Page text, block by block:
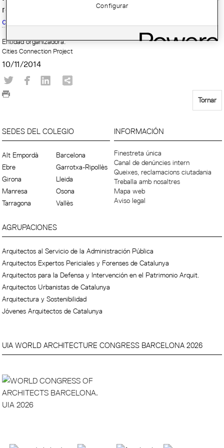
realitzarà la conferència inaugural titulada
collective housing”
Entidad organizadora:
Cities Connection Project
10/11/2014
Tornar
SEDES DEL COLEGIO
Alt Empordà
Barcelona
Ebre
Garrotxa-Ripollès
Girona
Lleida
Manresa
Osona
Tarragona
Vallès
INFORMACIÓN
Finestreta única
Canal de denúncies intern
Queixes, reclamacions ciutadania
Treballa amb nosaltres
Mapa web
Aviso legal
AGRUPACIONES
Arquitectos al Servicio de la Administración Pública
Arquitectos Expertos Periciales y Forenses de Catalunya
Arquitectos para la Defensa y Intervención en el Patrimonio Arquit.
Arquitectos Urbanistas de Catalunya
Arquitectura y Sostenibilidad
Jóvenes Arquitectos de Catalunya
UIA WORLD ARCHITECTURE CONGRESS BARCELONA 2026
Configurar